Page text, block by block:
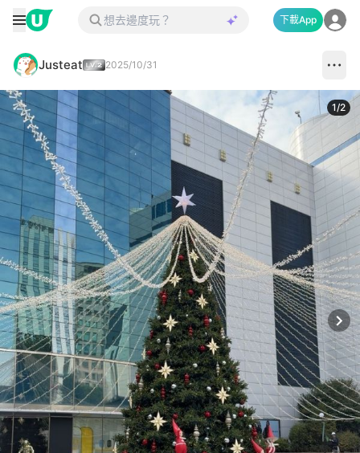
下載App
Justeat 2025/10/31
1/2